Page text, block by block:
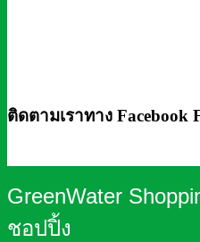
ติดตามเราทาง Facebook
GreenWater
ชอปปิ้ง